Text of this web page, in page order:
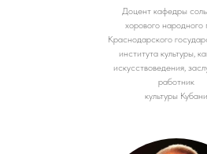
Доцент кафедры
хорового народного
Краснодарского
института культуры,
искусствоведения,
работник
культуры Кубани